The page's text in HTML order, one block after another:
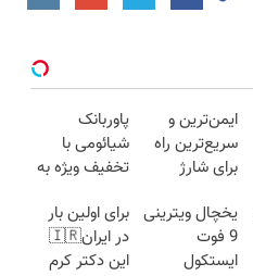
ایمن‌ترین و
سریع‌ترین راه
برای شارژ
پاوربانک
شیائومی با
تخفیف ویژه به
یخچال ویترینی
9 فوت
ایستکول
برای اولین بار
در ایران🇮🇷
این دکتر کرم